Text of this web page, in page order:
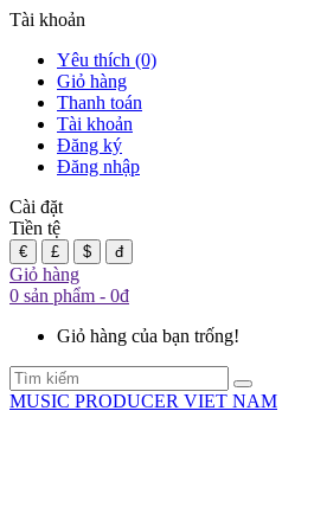
Tài khoản
Yêu thích (0)
Giỏ hàng
Thanh toán
Tài khoản
Đăng ký
Đăng nhập
Cài đặt
Tiền tệ
€ £ $ đ
Giỏ hàng
0 sản phẩm - 0đ
Giỏ hàng của bạn trống!
MUSIC PRODUCER VIET NAM